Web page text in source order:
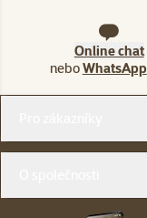
Online chat
neboWhatsApp